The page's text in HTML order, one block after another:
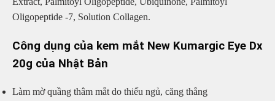
Oligopeptide -7, Solution Collagen.
Công dụng của kem mắt New Kumargic Eye Dx
20g của Nhật Bản
Làm mờ quầng thâm mắt do thiếu ngủ, căng thẳng